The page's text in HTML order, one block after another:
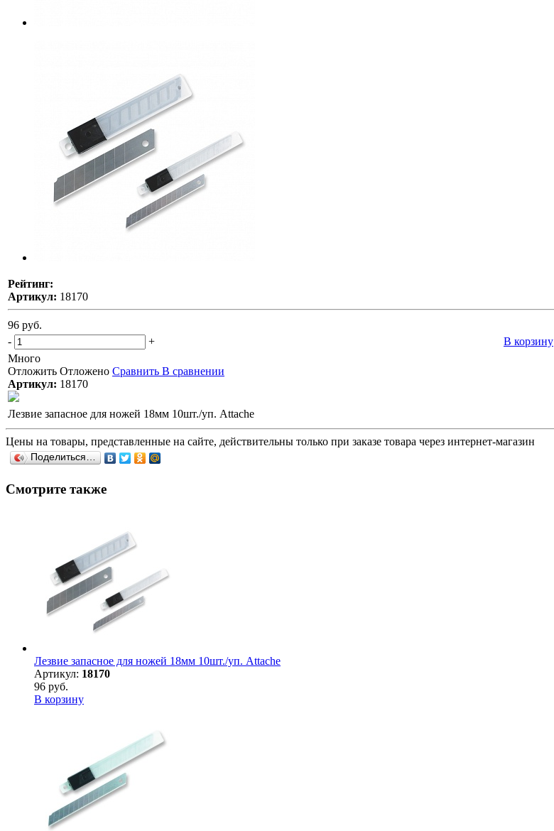
Рейтинг:
Артикул: 18170
96 руб.
-
+ В корзину
Много
Отложить Отложено Сравнить В сравнении
Артикул: 18170
Лезвие запасное для ножей 18мм 10шт./уп. Attache
Цены на товары, представленные на сайте, действительны только при заказе товара через интернет-магазин
Поделиться…
Смотрите также
Лезвие запасное для ножей 18мм 10шт./уп. Attache
Артикул: 18170
96 руб.
В корзину